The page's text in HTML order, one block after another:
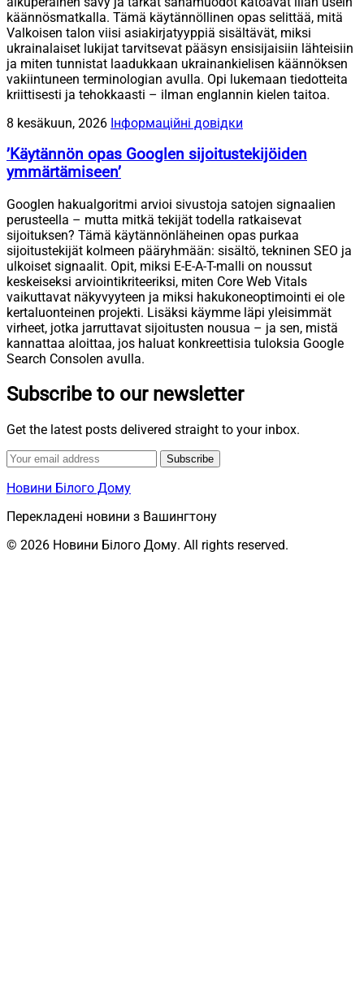
käännösmatkalla. Tämä käytännöllinen opas selittää, mitä
Valkoisen talon viisi asiakirjatyyppiä sisältävät, miksi
ukrainalaiset lukijat tarvitsevat pääsyn ensisijaisiin lähteisiin
ja miten tunnistat laadukkaan ukrainankielisen käännöksen
vakiintuneen terminologian avulla. Opi lukemaan tiedotteita
kriittisesti ja tehokkaasti – ilman englannin kielen taitoa.
8 kesäkuun, 2026 Інформаційні довідки
’Käytännön opas Googlen sijoitustekijöiden
ymmärtämiseen’
Googlen hakualgoritmi arvioi sivustoja satojen signaalien
perusteella – mutta mitkä tekijät todella ratkaisevat
sijoituksen? Tämä käytännönläheinen opas purkaa
sijoitustekijät kolmeen pääryhmään: sisältö, tekninen SEO ja
ulkoiset signaalit. Opit, miksi E-E-A-T-malli on noussut
keskeiseksi arviointikriteeriksi, miten Core Web Vitals
vaikuttavat näkyvyyteen ja miksi hakukoneoptimointi ei ole
kertaluonteinen projekti. Lisäksi käymme läpi yleisimmät
virheet, jotka jarruttavat sijoitusten nousua – ja sen, mistä
kannattaa aloittaa, jos haluat konkreettisia tuloksia Google
Search Consolen avulla.
Subscribe to our newsletter
Get the latest posts delivered straight to your inbox.
Subscribe
Новини Білого Дому
Перекладені новини з Вашингтону
© 2026 Новини Білого Дому. All rights reserved.